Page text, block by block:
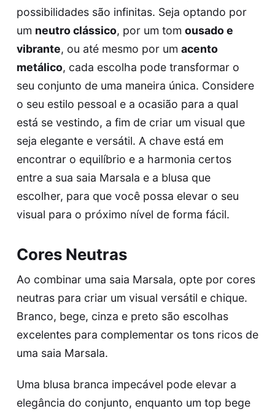
possibilidades são infinitas. Seja optando por
um neutro clássico, por um tom ousado e
vibrante, ou até mesmo por um acento
metálico, cada escolha pode transformar o
seu conjunto de uma maneira única. Considere
o seu estilo pessoal e a ocasião para a qual
está se vestindo, a fim de criar um visual que
seja elegante e versátil. A chave está em
encontrar o equilíbrio e a harmonia certos
entre a sua saia Marsala e a blusa que
escolher, para que você possa elevar o seu
visual para o próximo nível de forma fácil.
Cores Neutras
Ao combinar uma saia Marsala, opte por cores
neutras para criar um visual versátil e chique.
Branco, bege, cinza e preto são escolhas
excelentes para complementar os tons ricos de
uma saia Marsala.
Uma blusa branca impecável pode elevar a
elegância do conjunto, enquanto um top bege